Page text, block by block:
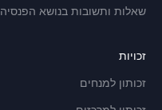
שאלות ותשובות בנושא הפנסיה
זכויות
זכותון למנחים